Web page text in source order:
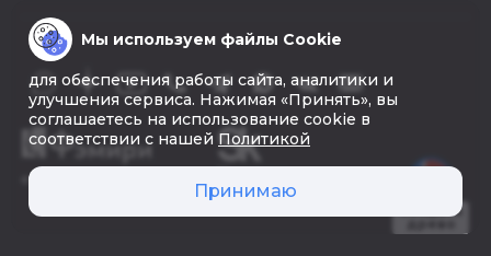
© 2026 «Фэмири»
Мы используем файлы Cookie
для обеспечения работы сайта, аналитики и
улучшения сервиса. Нажимая «Принять», вы
соглашаетесь на использование cookie в
соответствии с нашей Политикой
Принимаю
Создать